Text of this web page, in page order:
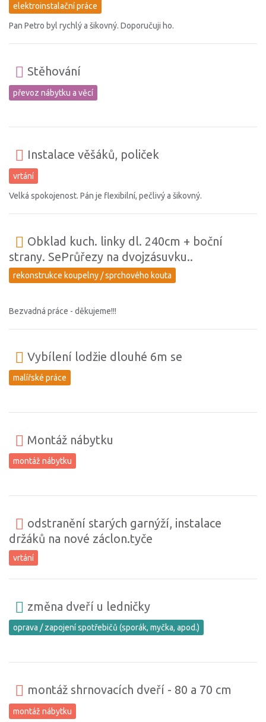
elektroinstalační práce
Pan Petro byl rychlý a šikovný. Doporučuji ho.
Stěhování
převoz nábytku a věcí
Instalace věšáků, poliček
vrtání
Velká spokojenost. Pán je flexibilní, pečlivý a šikovný.
Obklad kuch. linky dl. 240cm + boční
strany. SePrůřezy na dvojzásuvku..
rekonstrukce koupelny / sprchového kouta
Bezvadná práce - děkujeme!!!
Vybílení lodžie dlouhé 6m se
malířské práce
Montáž nábytku
montáž nábytku
odstranění starých garnýží, instalace
držáků na nové záclon.tyče
vrtání
změna dveří u ledničky
oprava / zapojení spotřebičů (sporák, myčka, apod.)
montáž shrnovacích dveří - 80 a 70 cm
montáž nábytku